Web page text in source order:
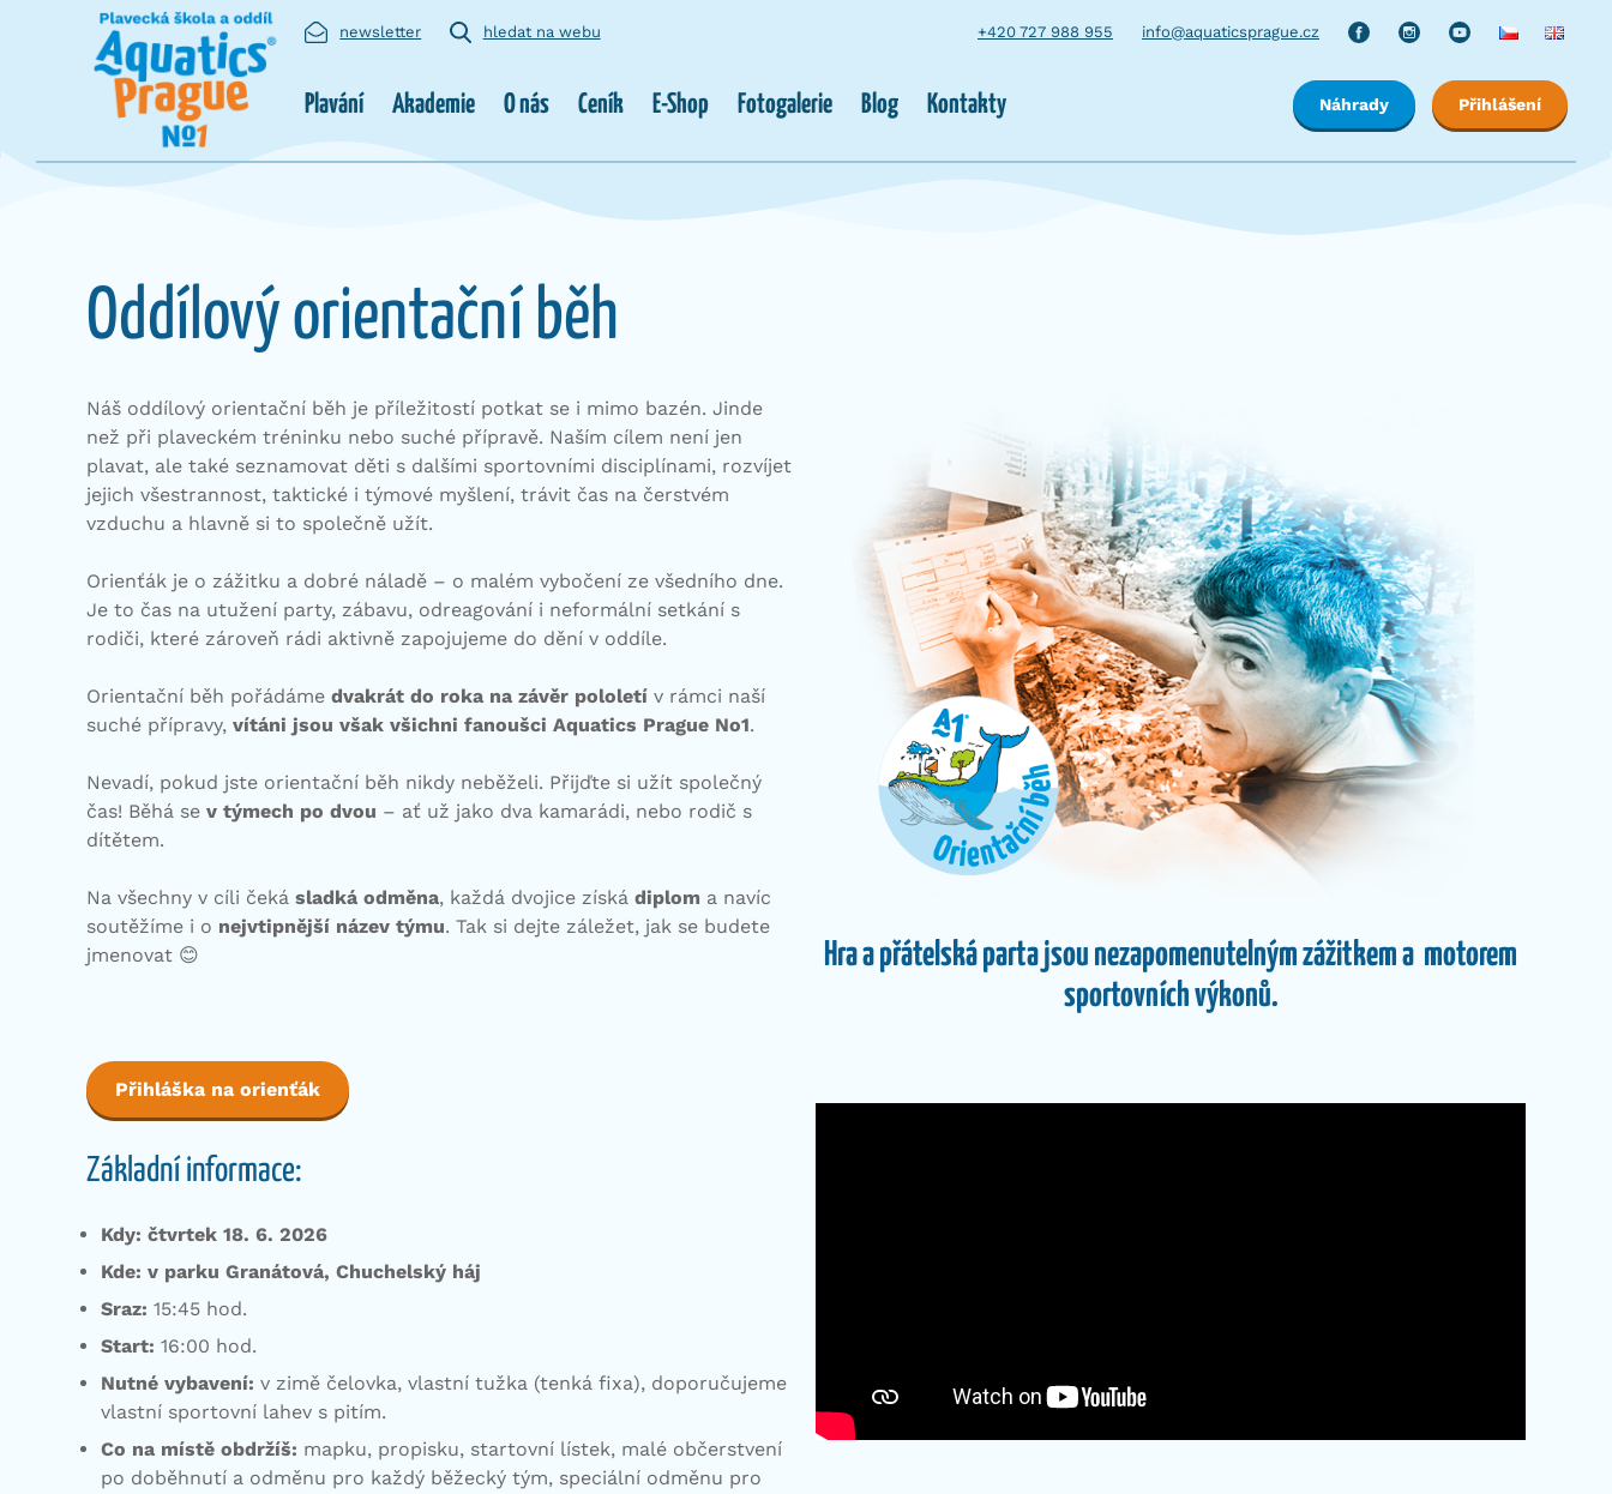
newsletter hledat na webu +420 727 988 955 info@aquaticsprague.cz
Plavání Akademie O nás Ceník E-Shop Fotogalerie Blog Kontakty Náhrady Přihlášení
Oddílový orientační běh
Náš oddílový orientační běh je příležitostí potkat se i mimo bazén. Jinde
než při plaveckém tréninku nebo suché přípravě. Naším cílem není jen
plavat, ale také seznamovat děti s dalšími sportovními disciplínami, rozvíjet
jejich všestrannost, taktické i týmové myšlení, trávit čas na čerstvém
vzduchu a hlavně si to společně užít.
Orienťák je o zážitku a dobré náladě – o malém vybočení ze všedního dne.
Je to čas na utužení party, zábavu, odreagování i neformální setkání s
rodiči, které zároveň rádi aktivně zapojujeme do dění v oddíle.
Orientační běh pořádáme dvakrát do roka na závěr pololetí v rámci naší
suché přípravy, vítáni jsou však všichni fanoušci Aquatics Prague No1.
Nevadí, pokud jste orientační běh nikdy neběželi. Přijďte si užít společný
čas! Běhá se v týmech po dvou – ať už jako dva kamarádi, nebo rodič s
dítětem.
Na všechny v cíli čeká sladká odměna, každá dvojice získá diplom a navíc
soutěžíme i o nejvtipnější název týmu. Tak si dejte záležet, jak se budete
jmenovat 😊
Přihláška na orienťák
Základní informace:
Kdy: čtvrtek 18. 6. 2026
Kde: v parku Granátová, Chuchelský háj
Sraz: 15:45 hod.
Start: 16:00 hod.
Nutné vybavení: v zimě čelovka, vlastní tužka (tenká fixa), doporučujeme
vlastní sportovní lahev s pitím.
Co na místě obdržíš: mapku, propisku, startovní lístek, malé občerstvení
po doběhnutí a odměnu pro každý běžecký tým, speciální odměnu pro
Hra a přátelská parta jsou nezapomenutelným zážitkem a motorem
sportovních výkonů.